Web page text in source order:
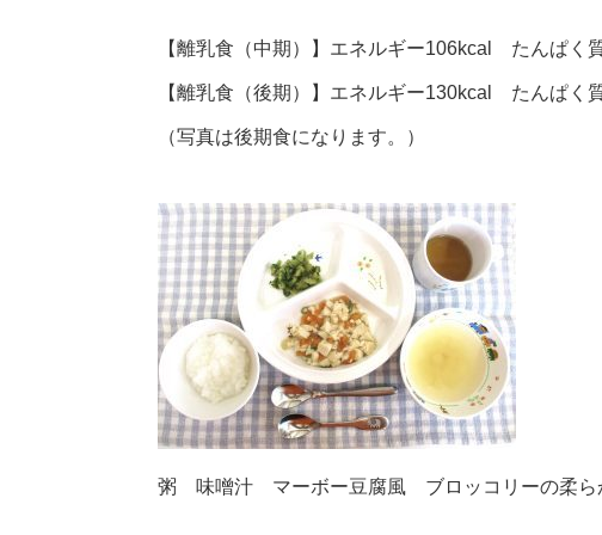
【離乳食（中期）】エネルギー106kcal たんぱく
【離乳食（後期）】エネルギー130kcal たんぱく
（写真は後期食になります。）
粥 味噌汁 マーボー豆腐風 ブロッコリーの柔ら